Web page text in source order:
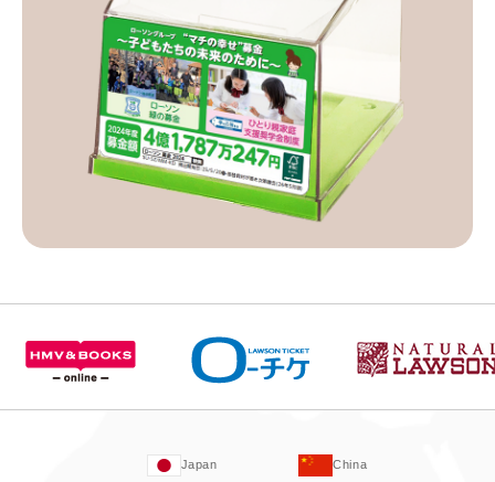
Japan China